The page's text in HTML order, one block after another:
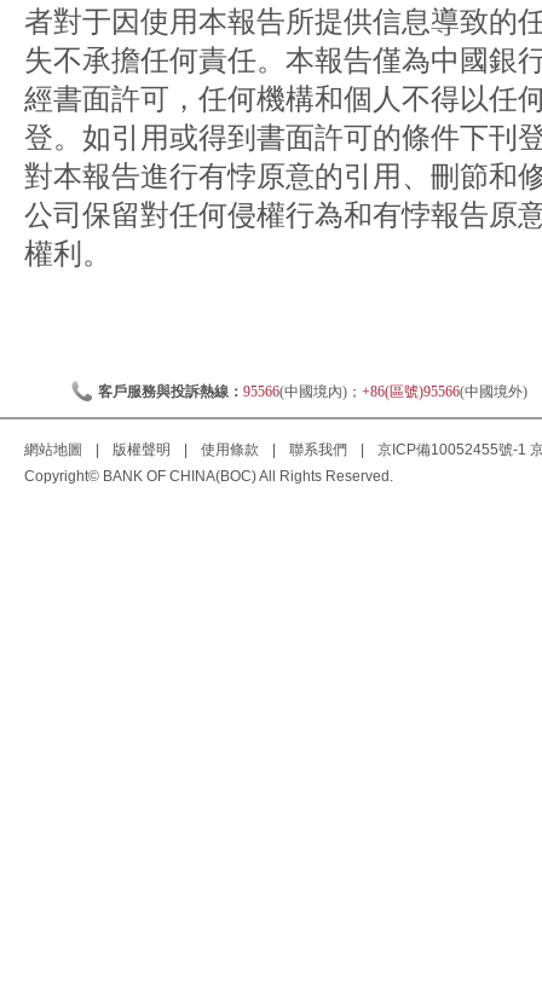
者對于因使用本報告所提供信息導致的
失不承擔任何責任。本報告僅為中國銀
經書面許可，任何機構和個人不得以任
登。如引用或得到書面許可的條件下刊
對本報告進行有悖原意的引用、刪節和
公司保留對任何侵權行為和有悖報告原
權利。
客戶服務與投訴熱線： 95566(中國境內)； +86(區號)95566(中國境外)
網站地圖 版權聲明 使用條款 聯系我們 京ICP備10052455號-1
Copyright© BANK OF CHINA(BOC) All Rights Reserved.